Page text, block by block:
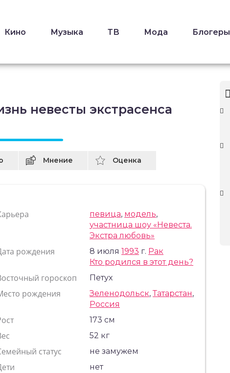
Кино Музыка ТВ Мода Блогеры
невесты экстрасенса
Мнение Оценка
певица, модель,
участница шоу «Невеста.
Экстра любовь»
рождения 8 июля1993 г. Рак
Кто родился в этот день?
гороскоп Петух
рождения Зеленодольск,Татарстан,
Россия
173 см
52 кг
статус не замужем
нет